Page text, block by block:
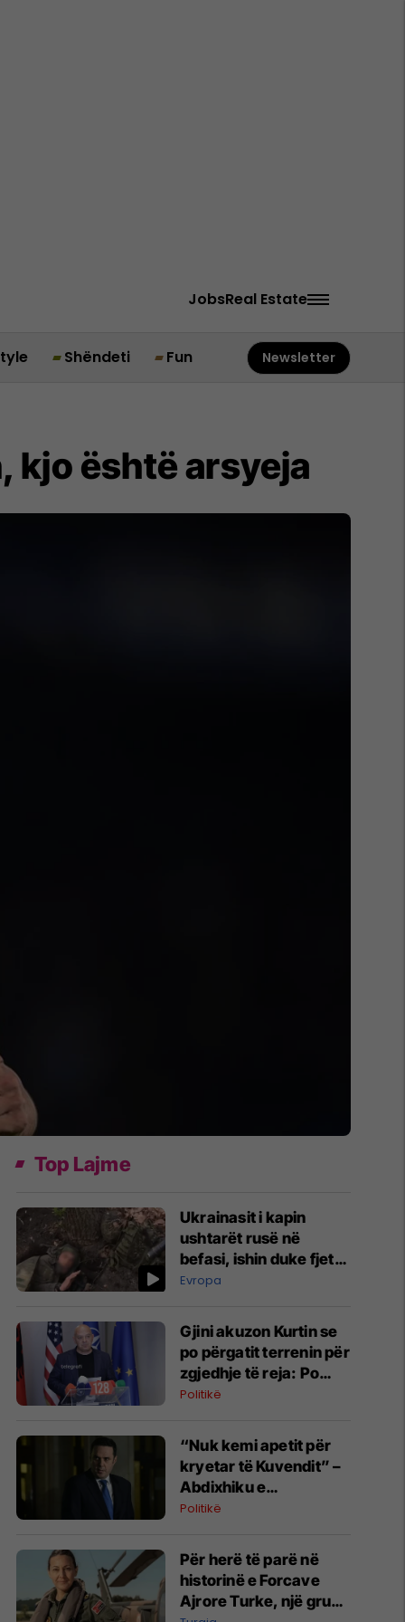
JobsReal Estate
Shëndeti Fun Newsletter
kjo është arsyeja
Top Lajme
Ukrainasit i kapin
ushtarët rusë në
befasi, ishin duke fjetur
në strehimoret e
Evropa
Gjini akuzon Kurtin se
po përgatit terrenin për
zgjedhje të reja: Po
manipulon opinionin
Politikë
“Nuk kemi apetit për
kryetar të Kuvendit” –
Abdixhiku e
konsideron si figurë
Politikë
Për herë të parë në
historinë e Forcave
Ajrore Turke, një grua